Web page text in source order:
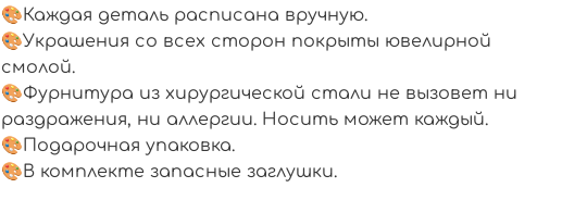
🎨Каждая деталь расписана вручную.
🎨Украшения со всех сторон покрыты ювелирной
смолой.
🎨Фурнитура из хирургической стали не вызовет ни
раздражения, ни аллергии. Носить может каждый.
🎨Подарочная упаковка.
🎨В комплекте запасные заглушки.